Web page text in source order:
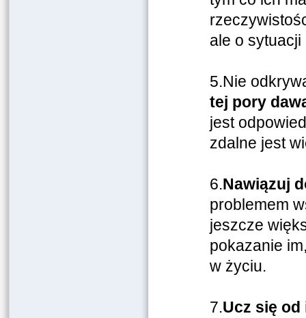
ale o
5.Nie
tej pory
jest
zdalne jest
6.Nawiązuj
problemem
jeszcze
pokazanie
w życiu.
7.Ucz się